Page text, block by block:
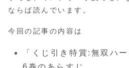
ならば読んでいます。
今回の記事の内容は
「くじ引き特賞:無双ハ